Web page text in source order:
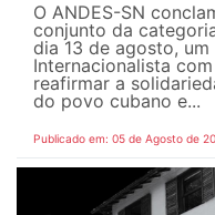
O ANDES-SN
conjunto da
dia 13 de agosto,
Internacionalista
reafirmar a
do povo cubano e...
Publicado em: 05 de Agosto de